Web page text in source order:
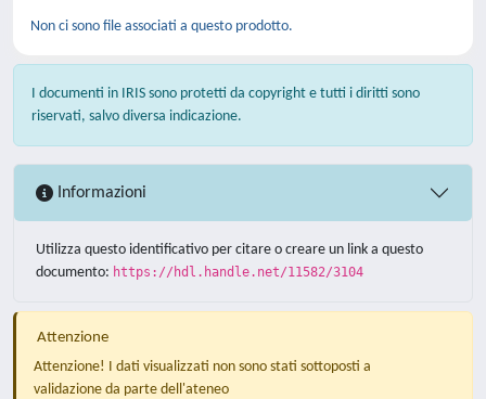
Non ci sono file associati a questo prodotto.
I documenti in IRIS sono protetti da copyright e tutti i diritti sono
riservati, salvo diversa indicazione.
Informazioni
Utilizza questo identificativo per citare o creare un link a questo
documento: https://hdl.handle.net/11582/3104
Attenzione
Attenzione! I dati visualizzati non sono stati sottoposti a
validazione da parte dell'ateneo